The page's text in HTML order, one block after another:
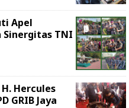
Apel
Sinergitas TNI
Hercules
GRIB Jaya